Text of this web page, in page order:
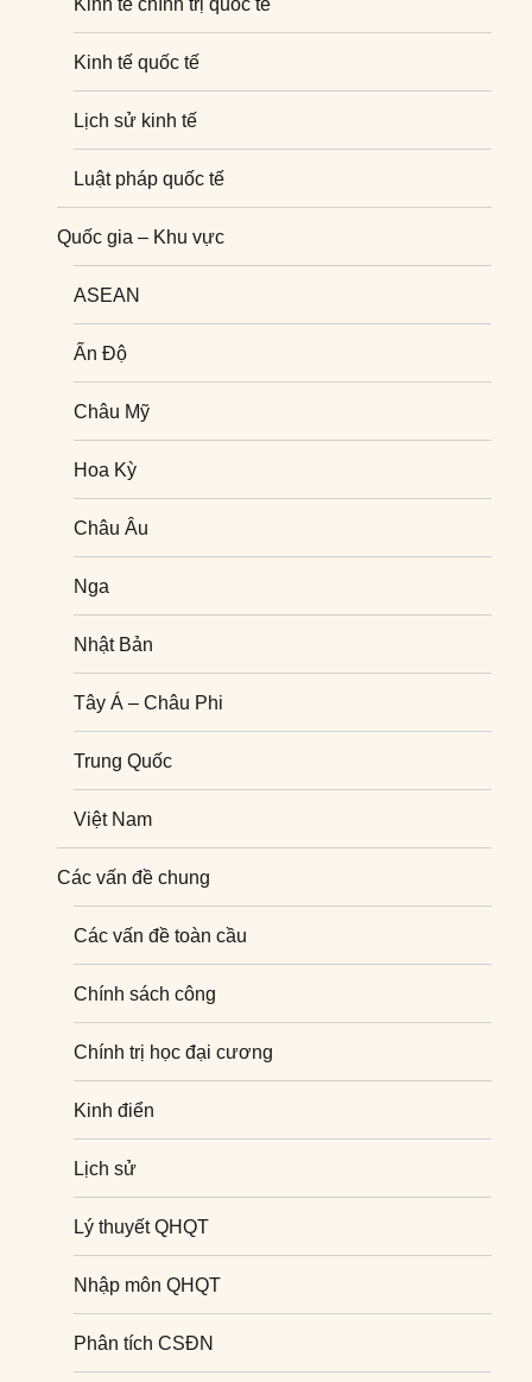
Nghiên cứu quốc tế
Kinh tế quốc tế
Lịch sử kinh tế
Luật pháp quốc tế
Quốc gia – Khu vực
ASEAN
Ấn Độ
Châu Mỹ
Hoa Kỳ
Châu Âu
Nga
Nhật Bản
Tây Á – Châu Phi
Trung Quốc
Việt Nam
Các vấn đề chung
Các vấn đề toàn cầu
Chính sách công
Chính trị học đại cương
Kinh điển
Lịch sử
Lý thuyết QHQT
Nhập môn QHQT
Phân tích CSĐN